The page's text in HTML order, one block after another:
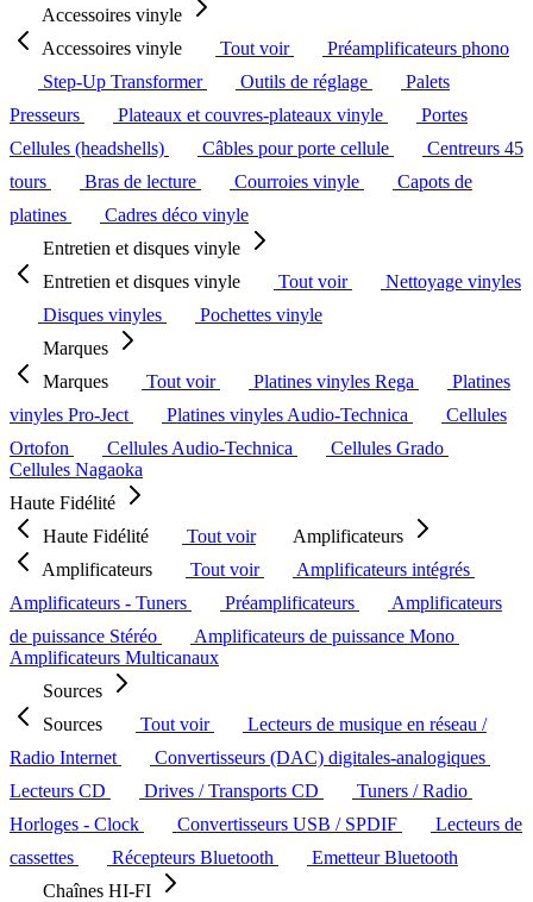
Accessoires vinyle
Accessoires vinyle
Tout voir
Préamplificateurs phono
Step-Up Transformer
Outils de réglage
Palets
Presseurs
Plateaux et couvres-plateaux vinyle
Portes
Cellules (headshells)
Câbles pour porte cellule
Centreurs 45
tours
Bras de lecture Courroies vinyle
Capots de
platines
Cadres déco vinyle
Entretien et disques vinyle
Entretien et disques vinyle
Tout voir
Nettoyage vinyles
Disques vinyles
Pochettes vinyle
Marques
Marques
Tout voir Platines vinyles Rega
Platines
vinyles Pro-Ject
Platines vinyles Audio-Technica
Cellules
Ortofon
Cellules Audio-Technica
Cellules Grado
Cellules Nagaoka
Haute Fidélité
Haute Fidélité
Tout voir
Amplificateurs
Amplificateurs
Tout voir
Amplificateurs intégrés
Amplificateurs - Tuners
Préamplificateurs
Amplificateurs
de puissance Stéréo
Amplificateurs de puissance Mono
Amplificateurs Multicanaux
Sources
Sources
Tout voir
Lecteurs de musique en réseau /
Radio Internet
Convertisseurs (DAC) digitales-analogiques
Lecteurs CD
Drives / Transports CD
Tuners / Radio
Horloges - Clock
Convertisseurs USB / SPDIF
Lecteurs de
cassettes
Récepteurs Bluetooth
Emetteur Bluetooth
Chaînes HI-FI